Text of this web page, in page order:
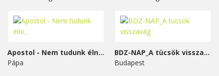
Apostol - Nem tudunk élni...
Pápa
BDZ-NAP_A tücsök visszavág
Budapest